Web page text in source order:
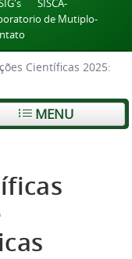
SISCA-
de Mutiplo-
Científicas 2025:
MENU